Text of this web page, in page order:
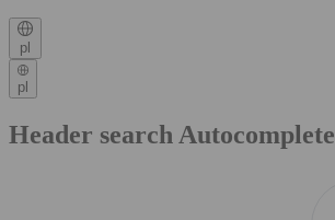
pl
pl
Header search Autocomplete